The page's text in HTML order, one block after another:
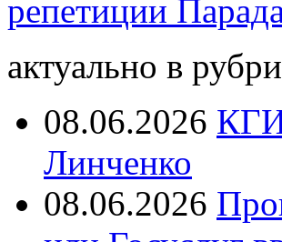
репетиции
актуально в
08.06.2026
Линченко
08.06.2026